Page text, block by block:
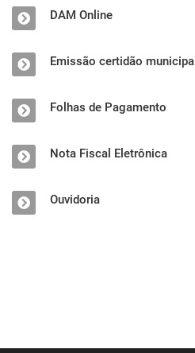
DAM Online
Emissão certidão municipal
Folhas de Pagamento
Nota Fiscal Eletrônica
Ouvidoria